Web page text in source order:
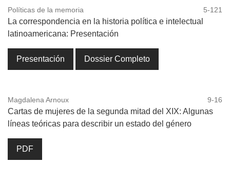
Políticas de la memoria 5-121
La correspondencia en la historia política e intelectual
latinoamericana: Presentación
Presentación Dossier Completo
Magdalena Arnoux 9-16
Cartas de mujeres de la segunda mitad del XIX: Algunas
líneas teóricas para describir un estado del género
PDF